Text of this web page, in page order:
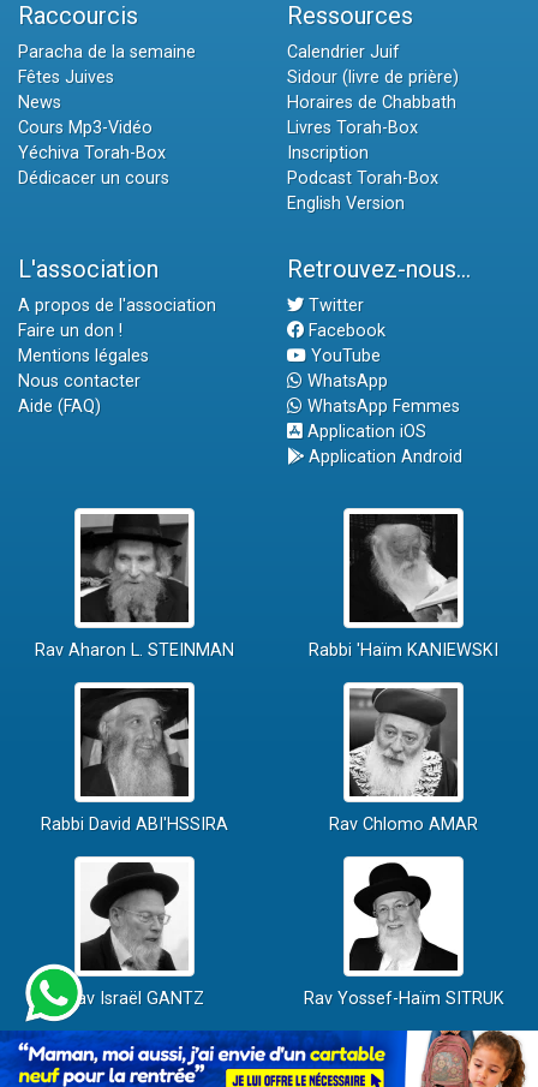
Raccourcis
Paracha de la semaine
Fêtes Juives
News
Cours Mp3-Vidéo
Yéchiva Torah-Box
Dédicacer un cours
Ressources
Calendrier Juif
Sidour (livre de prière)
Horaires de Chabbath
Livres Torah-Box
Inscription
Podcast Torah-Box
English Version
L'association
A propos de l'association
Faire un don !
Mentions légales
Nous contacter
Aide (FAQ)
Retrouvez-nous...
Twitter
Facebook
YouTube
WhatsApp
WhatsApp Femmes
Application iOS
Application Android
Rav Aharon L. STEINMAN Rabbi 'Haïm KANIEWSKI
Rabbi David ABI'HSSIRA Rav Chlomo AMAR
Rav Israël GANTZ Rav Yossef-Haïm SITRUK